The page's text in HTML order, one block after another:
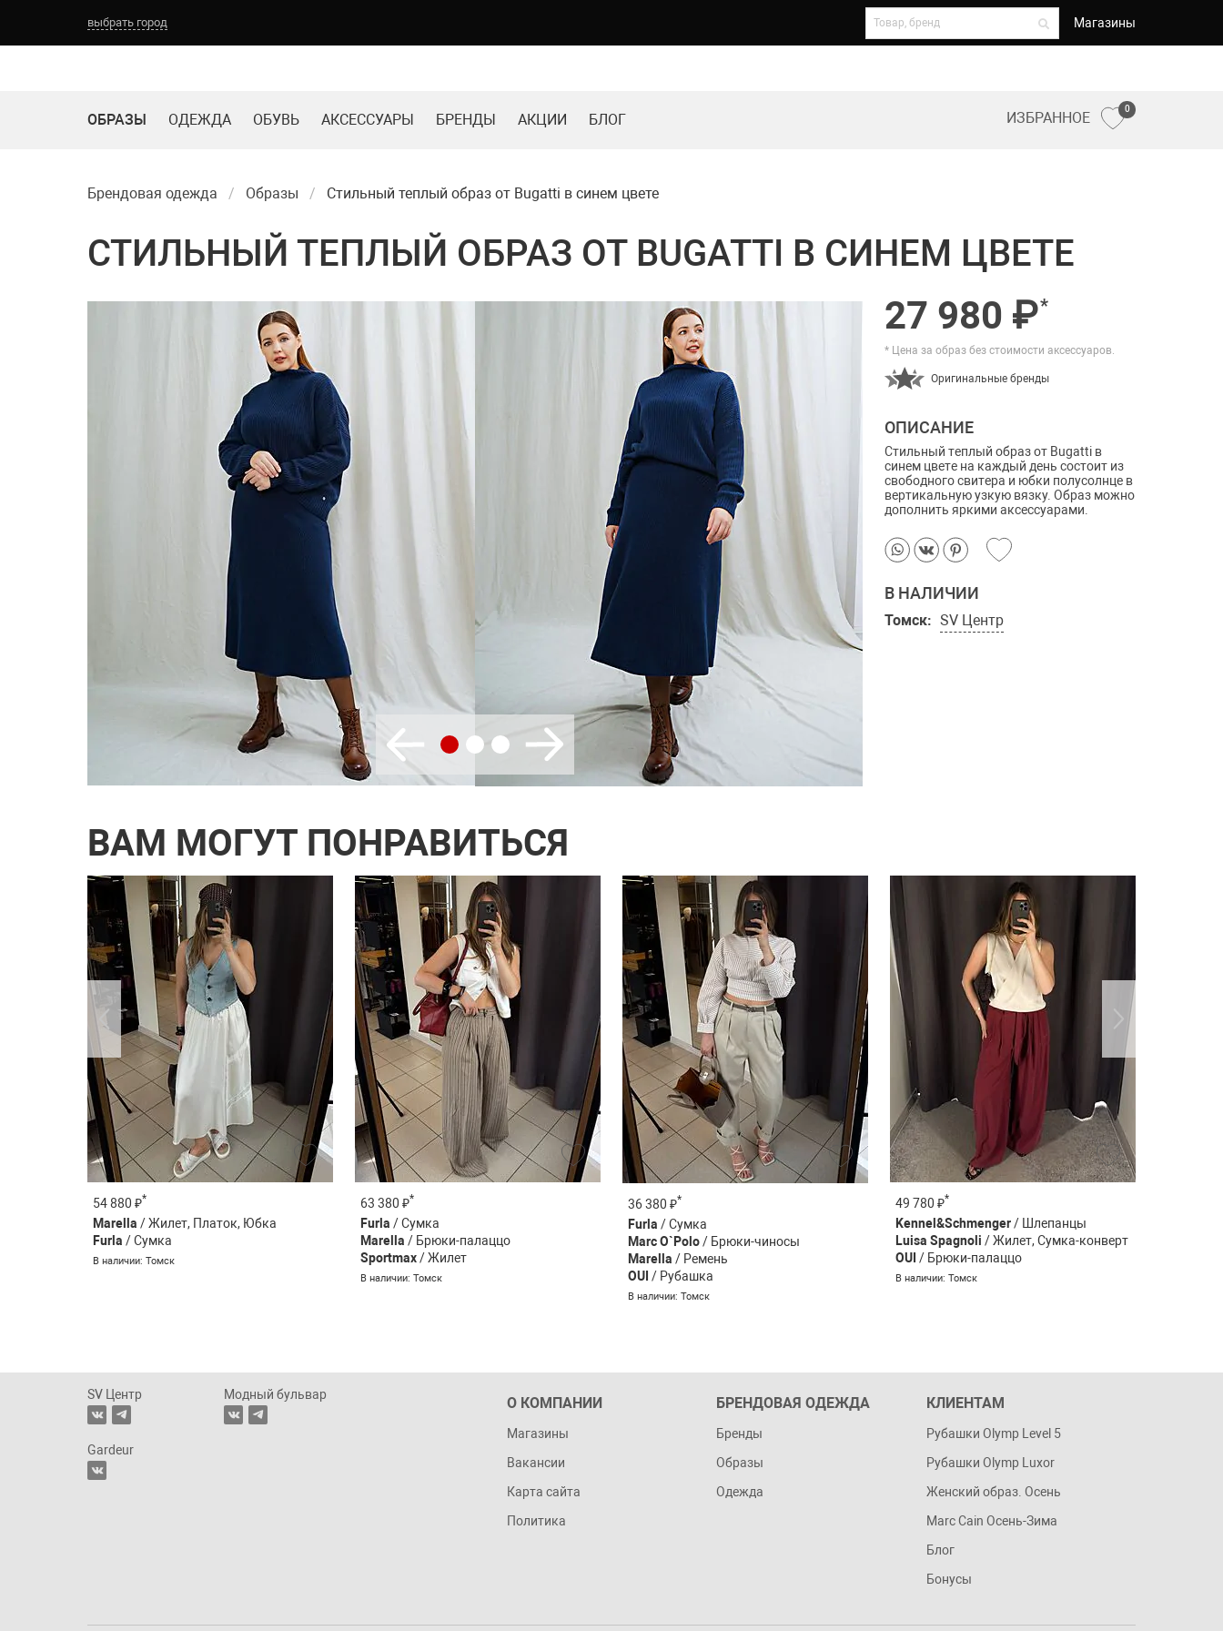
выбрать город Магазины
ОБРАЗЫ ОДЕЖДА ОБУВЬ АКСЕССУАРЫ БРЕНДЫ АКЦИИ БЛОГ ИЗБРАННОЕ
0
Брендовая одежда Образы Стильный теплый образ от Bugatti в синем цвете
СТИЛЬНЫЙ ТЕПЛЫЙ ОБРАЗ ОТ BUGATTI В СИНЕМ ЦВЕТЕ
27 980 ₽*
* Цена за образ без стоимости аксессуаров.
Оригинальные бренды
ОПИСАНИЕ
Стильный теплый образ от Bugatti в
синем цвете на каждый день состоит из
свободного свитера и юбки полусолнце в
вертикальную узкую вязку. Образ можно
дополнить яркими аксессуарами.
В НАЛИЧИИ
Томск: SV Центр
ВАМ МОГУТ ПОНРАВИТЬСЯ
54 880 ₽*
Marella / Жилет, Платок, Юбка
Furla / Сумка
В наличии: Томск
63 380 ₽*
Furla / Сумка
Marella / Брюки-палаццо
Sportmax/ Жилет
В наличии: Томск
36 380 ₽*
Furla / Сумка
Marc O`Polo/ Брюки-чиносы
Marella / Ремень
OUI / Рубашка
В наличии: Томск
49 780 ₽*
Kennel&Schmenger/ Шлепанцы
Luisa Spagnoli / Жилет, Сумка-конверт
OUI / Брюки-палаццо
В наличии: Томск
О КОМПАНИИ
Магазины
Вакансии
Карта сайта
Политика
БРЕНДОВАЯ ОДЕЖДА
Бренды
Образы
Одежда
КЛИЕНТАМ
Рубашки Olymp Level 5
Рубашки Olymp Luxor
Женский образ. Осень
Marc Cain Осень-Зима
Блог
Бонусы
SV Центр Модный бульвар
Gardeur